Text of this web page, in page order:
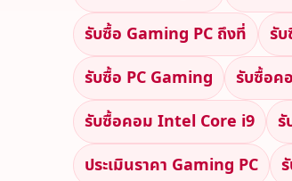
รับซื้อ Gaming PC ถึงที่
รั
รับซื้อ PC Gaming
รับซื้อค
รับซื้อคอม Intel Core i9
รั
ประเมินราคา Gaming PC